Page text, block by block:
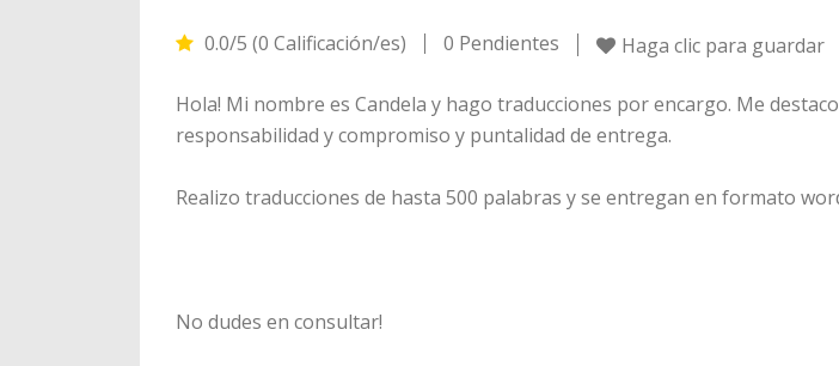
0.0/5 (0 Calificación/es) 0 Pendientes Haga clic para guardar
Hola! Mi nombre es Candela y hago traducciones por encargo. Me
responsabilidad y compromiso y puntalidad de entrega.
Realizo traducciones de hasta 500 palabras y se entregan en formato
No dudes en consultar!